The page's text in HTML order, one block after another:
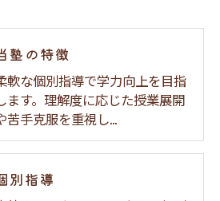
塾の特徴
軟な個別指導で学力向上を目指
ます。理解度に応じた授業展開
苦手克服を重視し…
別指導